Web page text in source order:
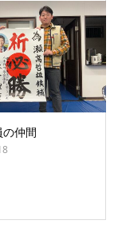
仲間